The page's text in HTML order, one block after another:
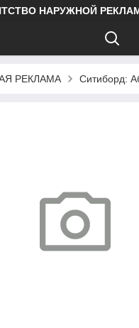
НАРУЖНОЙ
РЕКЛАМА Ситиборд: